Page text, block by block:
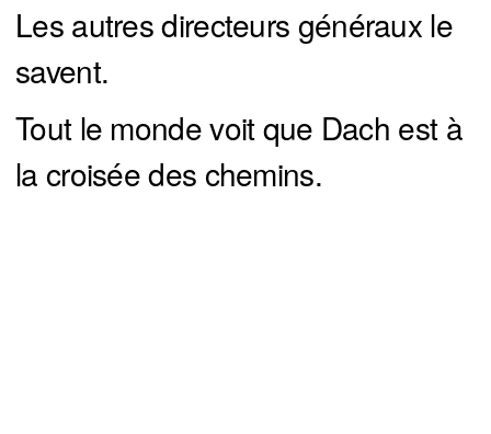
Les autres directeurs généraux le
savent.
Tout le monde voit que Dach est à
la croisée des chemins.